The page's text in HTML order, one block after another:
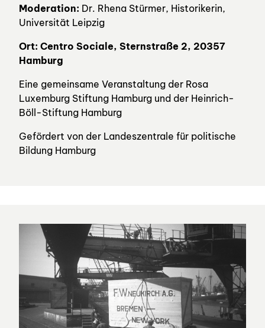
Moderation: Dr. Rhena Stürmer, Historikerin,
Universität Leipzig
Ort: Centro Sociale, Sternstraße 2, 20357
Hamburg
Eine gemeinsame Veranstaltung der Rosa
Luxemburg Stiftung Hamburg und der Heinrich-
Böll-Stiftung Hamburg
Gefördert von der Landeszentrale für politische
Bildung Hamburg